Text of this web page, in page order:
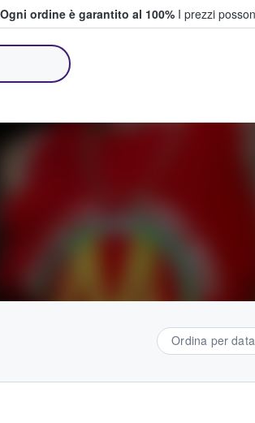
Ogni ordine è garantito al 100% I prezzi
Ordina per data